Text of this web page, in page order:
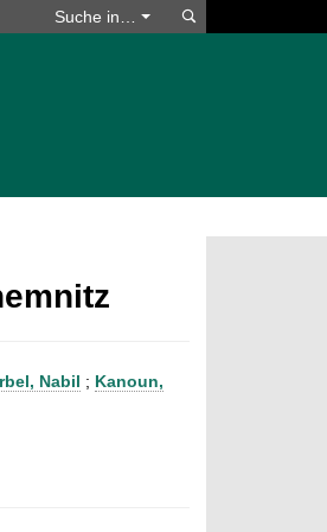
Suche in…
Nabil ; Kanoun,